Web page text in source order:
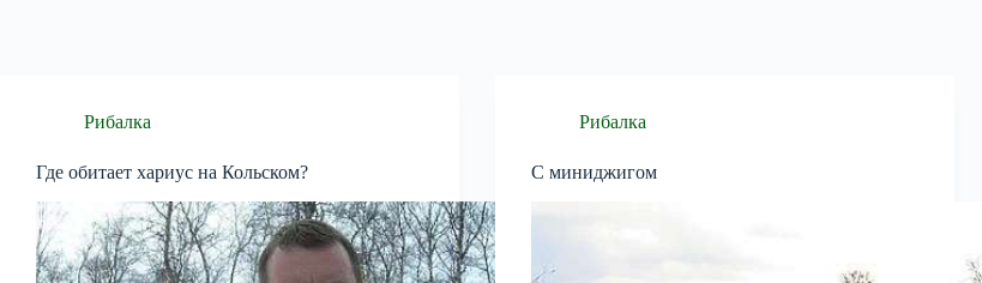
Рибалка
Где обитает хариус на Кольском?
Рибалка
С миниджигом